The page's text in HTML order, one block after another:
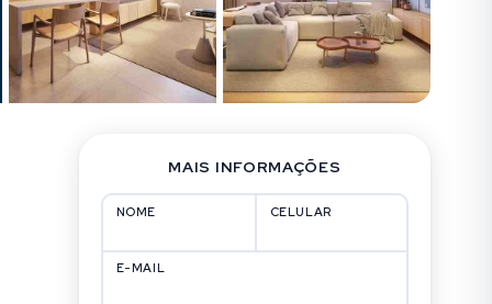
MAIS INFORMAÇÕES
NOME CELULAR
E-MAIL